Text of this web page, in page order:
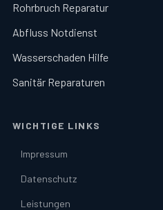
Rohrbruch Reparatur
Abfluss Notdienst
Wasserschaden Hilfe
Sanitär Reparaturen
WICHTIGE LINKS
Impressum
Datenschutz
Leistungen